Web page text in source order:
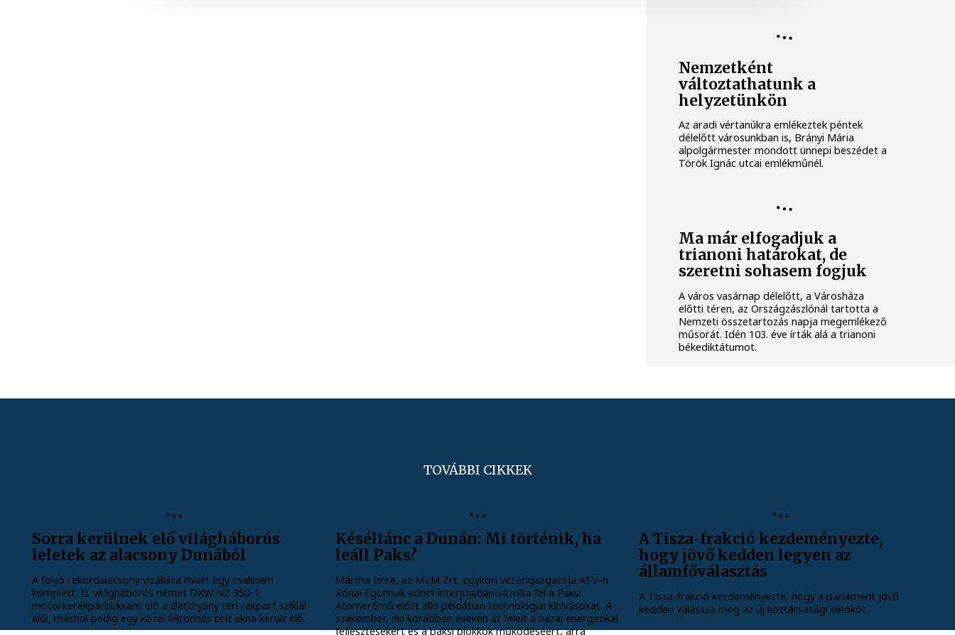
Nemzetként
változtathatunk a
helyzetünkön
Az aradi vértanúkra emlékeztek péntek
délelőtt városunkban is, Brányi Mária
alpolgármester mondott ünnepi beszédet a
Török Ignác utcai emlékműnél.
Ma már elfogadjuk a
trianoni határokat, de
szeretni sohasem fogjuk
A város vasárnap délelőtt, a Városháza
előtti téren, az Országzászlónál tartotta a
Nemzeti összetartozás napja megemlékező
műsorát. Idén 103. éve írták alá a trianoni
békediktátumot.
TOVÁBBI CIKKEK
Sorra kerülnek elő világháborús
leletek az alacsony Dunából
A folyó rekordalacsony vízállása miatt egy csaknem
komplett, II. világháborús német DKW NZ 350-1
motorkerékpárbukkant elő a Batthyány téri rakpart sziklái
alól, máshol pedig egy közel féltonnás brit akna került elő.
Késéltánc a Dunán: Mi történik, ha
leáll Paks?
Mártha Imre, az MVM Zrt. egykori vezérigazgatója ATV-n
Rónai Egonnak adott interjújában vázolta fel a Paksi
Atomerőmű előtt álló példátlan technológiai kihívásokat. A
szakember, aki korábban éveken át felelt a hazai energetikai
fejlesztésekért és a paksi blokkok működéséért, arra
A Tisza-frakció kezdeményezte,
hogy jövő kedden legyen az
államfőválasztás
A Tisza-frakció kezdeményezte, hogy a parlament jövő
kedden válassza meg az új köztársasági elnököt.